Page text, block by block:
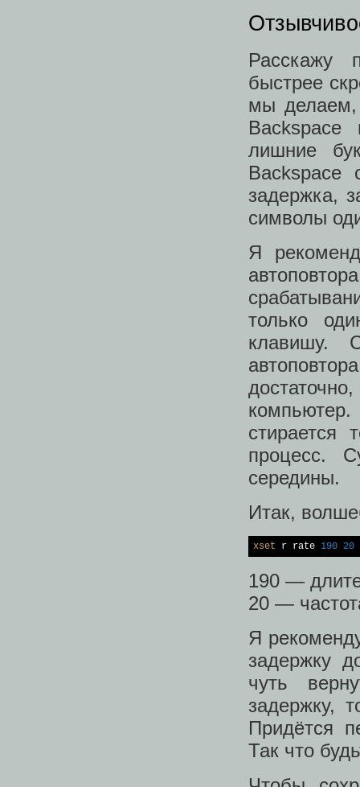
Расскажу
быстрее
мы делаем,
лишние
Backspace
задержка,
символы
Я
только
клавишу.
стирается
процесс.
середины.
Итак,
xset r rate 190 20
190 —
20 —
Я
задержку
чуть
задержку,
Придётся
Так что